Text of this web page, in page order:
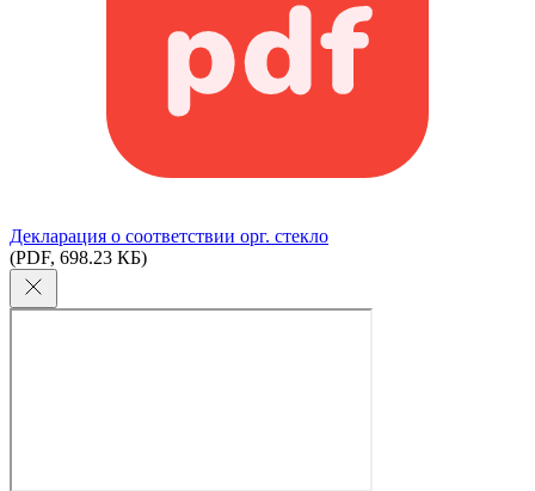
Декларация о соответствии орг. стекло
(PDF, 698.23 КБ)